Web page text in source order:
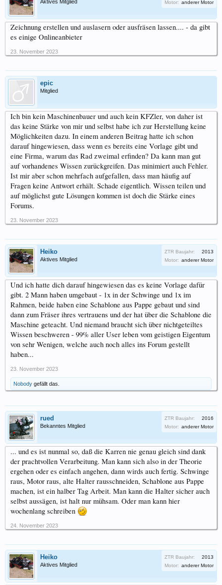
Aktives Mitglied Motor: anderer Motor
Zeichnung erstellen und auslasern oder ausfräsen lassen.... - da gibt
es einige Onlineanbieter
23. November 2023
epic
Mitglied
Ich bin kein Maschinenbauer und auch kein KFZler, von daher ist
das keine Stärke von mir und selbst habe ich zur Herstellung keine
Möglichkeiten dazu. In einem anderen Beitrag hatte ich schon
darauf hingewiesen, dass wenn es bereits eine Vorlage gibt und
eine Firma, warum das Rad zweimal erfinden? Da kann man gut
auf vorhandenes Wissen zurückgreifen. Das minimiert auch Fehler.
Ist mir aber schon mehrfach aufgefallen, dass man häufig auf
Fragen keine Antwort erhält. Schade eigentlich. Wissen teilen und
auf möglichst gute Lösungen kommen ist doch die Stärke eines
Forums.
23. November 2023
Heiko
Aktives Mitglied
ZTR Baujahr:
2013
Motor: anderer Motor
Und ich hatte dich darauf hingewiesen das es keine Vorlage dafür
gibt. 2 Mann haben umgebaut - 1x in der Schwinge und 1x im
Rahmen, beide haben eine Schablone aus Pappe gebaut und sind
dann zum Fräser ihres vertrauens und der hat über die Schablone die
Maschine geteacht. Und niemand braucht sich über nichtgeteiltes
Wissen beschweren - 99% aller User leben vom geistigen Eigentum
von sehr Wenigen, welche auch noch alles ins Forum gestellt
haben...
23. November 2023
Nobody gefällt das.
rued
Bekanntes Mitglied
ZTR Baujahr:
2016
Motor: anderer Motor
... und es ist nunmal so, daß die Karren nie genau gleich sind dank
der prachtvollen Verarbeitung. Man kann sich also in der Theorie
ergehen oder es einfach angehen, dann wirds auch fertig. Schwinge
raus, Motor raus, alte Halter rausschneiden, Schablone aus Pappe
machen, ist ein halber Tag Arbeit. Man kann die Halter sicher auch
selbst aussägen, ist halt nur mühsam. Oder man kann hier
wochenlang schreiben
24. November 2023
Heiko
Aktives Mitglied
ZTR Baujahr:
2013
Motor: anderer Motor